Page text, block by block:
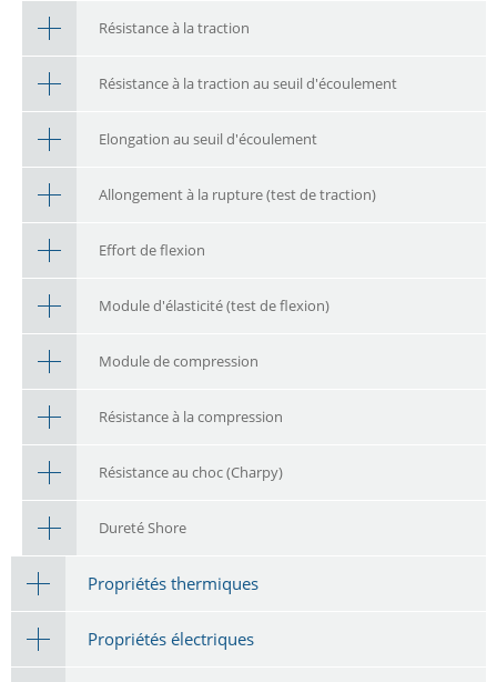
Résistance à la traction
Résistance à la traction au seuil d'écoulement
Elongation au seuil d'écoulement
Allongement à la rupture (test de traction)
Effort de flexion
Module d'élasticité (test de flexion)
Module de compression
Résistance à la compression
Résistance au choc (Charpy)
Dureté Shore
Propriétés thermiques
Propriétés électriques